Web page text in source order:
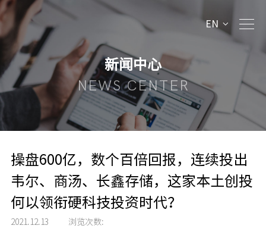
EN
新闻中心
NEWS CENTER
操盘600亿，数个百倍回报，连续投出
韦尔、商汤、长鑫存储，这家本土创投
何以领衔硬科技投资时代？
2021.12.13 浏览次数: